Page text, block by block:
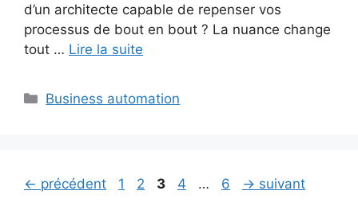
d’un architecte capable de repenser vos
processus de bout en bout ? La nuance change
tout … Lire la suite
Catégories
Business automation
← précédent Page
1 Page
2 Page
3 Page
4 … Page
6 → suivant